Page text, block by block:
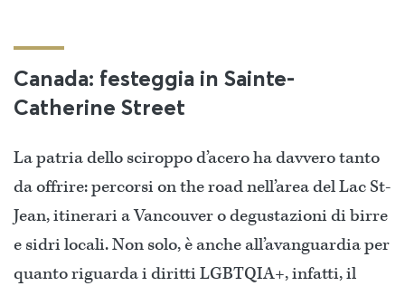
Canada: festeggia in Sainte-
Catherine Street
La patria dello sciroppo d’acero ha davvero tanto
da offrire: percorsi on the road nell’area del Lac St-
Jean, itinerari a Vancouver o degustazioni di birre
e sidri locali. Non solo, è anche all’avanguardia per
quanto riguarda i diritti LGBTQIA+, infatti, il